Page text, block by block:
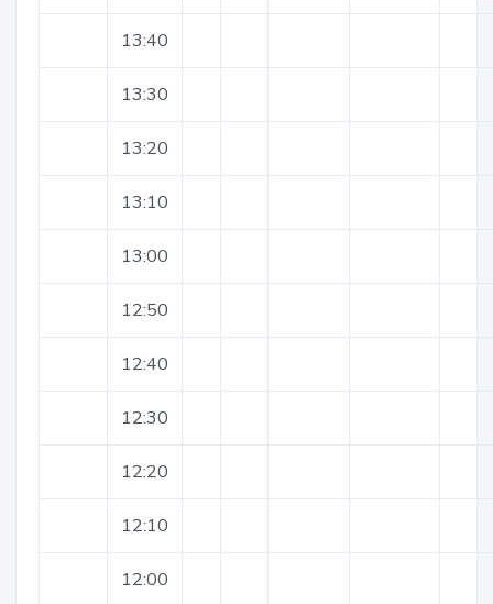
13:40
13:30
13:20
13:10
13:00
12:50
12:40
12:30
12:20
12:10
12:00